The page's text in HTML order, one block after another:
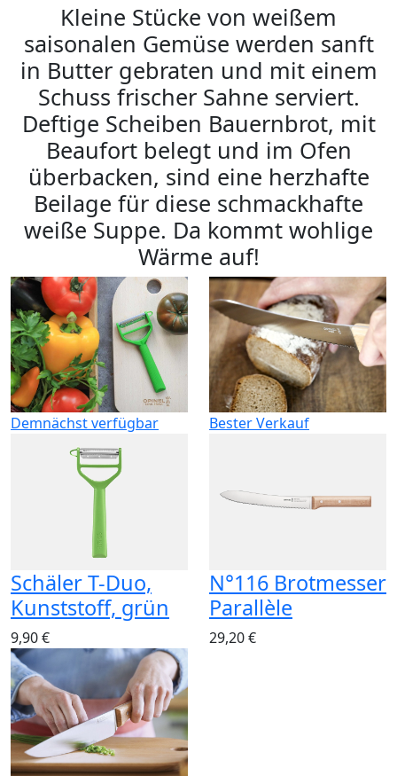
Kleine Stücke von weißem
saisonalen Gemüse werden sanft
in Butter gebraten und mit einem
Schuss frischer Sahne serviert.
Deftige Scheiben Bauernbrot, mit
Beaufort belegt und im Ofen
überbacken, sind eine herzhafte
Beilage für diese schmackhafte
weiße Suppe. Da kommt wohlige
Wärme auf!
Demnächst verfügbar
Schäler T-Duo,
Kunststoff, grün
9,90 €
Bester Verkauf
N°116 Brotmesser
Parallèle
29,20 €